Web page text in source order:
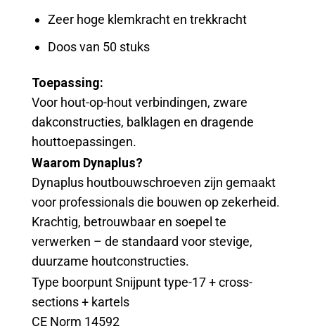
Zeer hoge klemkracht en trekkracht
Doos van 50 stuks
Toepassing:
Voor hout-op-hout verbindingen, zware
dakconstructies, balklagen en dragende
houttoepassingen.
Waarom Dynaplus?
Dynaplus houtbouwschroeven zijn gemaakt
voor professionals die bouwen op zekerheid.
Krachtig, betrouwbaar en soepel te
verwerken – de standaard voor stevige,
duurzame houtconstructies.
Type boorpunt Snijpunt type-17 + cross-
sections + kartels
CE Norm 14592